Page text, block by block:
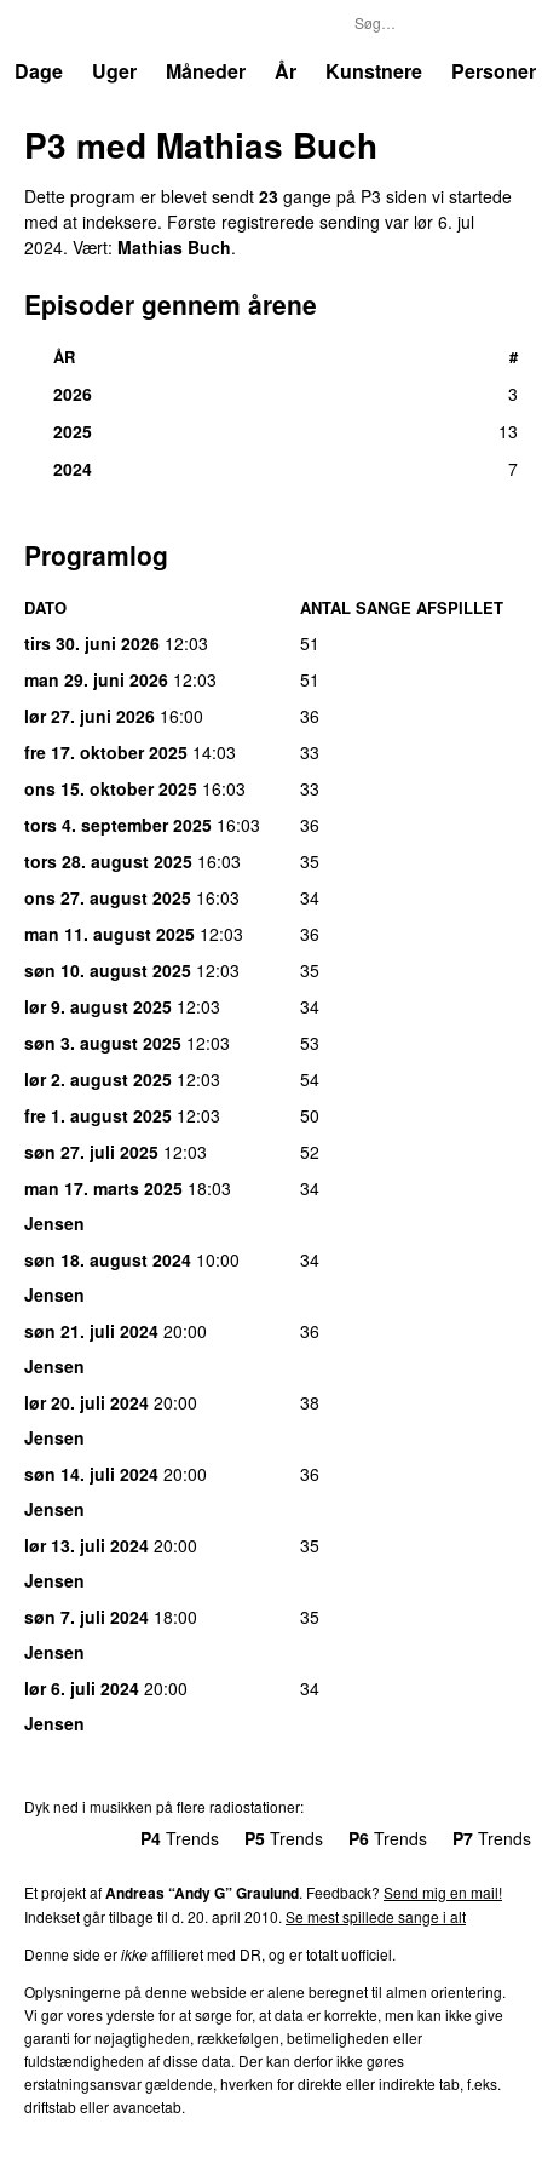
Dage
Uger Måneder År Kunstnere Personer
P3 med Mathias Buch
Dette program er blevet sendt 23 gange på P3 siden vi startede
med at indeksere. Første registrerede sending var lør 6. jul
2024. Vært: Mathias Buch.
Episoder gennem årene
ÅR #
2026
3
2025
13
2024
7
Programlog
DATO ANTAL SANGE AFSPILLET
tirs 30. juni 2026 12:03
51
man 29. juni 2026 12:03
51
lør 27. juni 2026 16:00
36
fre 17. oktober 2025 14:03
33
ons 15. oktober 2025 16:03
33
tors 4. september 2025 16:03
36
tors 28. august 2025 16:03
35
ons 27. august 2025 16:03
34
man 11. august 2025 12:03
36
søn 10. august 2025 12:03
35
lør 9. august 2025 12:03
34
søn 3. august 2025 12:03
53
lør 2. august 2025 12:03
54
fre 1. august 2025 12:03
50
søn 27. juli 2025 12:03
52
man 17. marts 2025 18:03
34
Jensen
søn 18. august 2024 10:00
34
Jensen
søn 21. juli 2024 20:00
36
Jensen
lør 20. juli 2024 20:00
38
Jensen
søn 14. juli 2024 20:00
36
Jensen
lør 13. juli 2024 20:00
35
Jensen
søn 7. juli 2024 18:00
35
Jensen
lør 6. juli 2024 20:00
34
Jensen
Dyk ned i musikken på flere radiostationer:
P4 Trends P5 Trends P6 Trends P7 Trends
Et projekt afAndreas “Andy G” Graulund. Feedback? Send mig en mail!
Indekset går tilbage til d. 20. april 2010. Se mest spillede sange i alt
Denne side erikkeaffilieret med DR, og er totalt uofficiel.
Oplysningerne på denne webside er alene beregnet til almen orientering.
Vi gør vores yderste for at sørge for, at data er korrekte, men kan ikke give
garanti for nøjagtigheden, rækkefølgen, betimeligheden eller
fuldstændigheden af disse data. Der kan derfor ikke gøres
erstatningsansvar gældende, hverken for direkte eller indirekte tab, f.eks.
driftstab eller avancetab.